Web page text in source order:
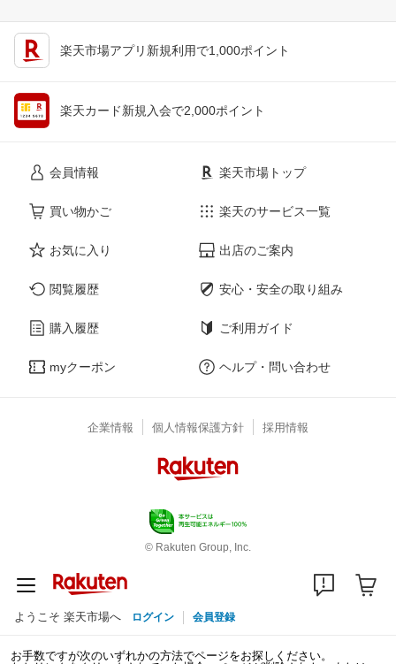
楽天市場アプリ新規利用で1,000ポイント
楽天カード新規入会で2,000ポイント
会員情報
買い物かご
お気に入り
閲覧履歴
購入履歴
myクーポン
楽天市場トップ
楽天のサービス一覧
出店のご案内
安心・安全の取り組み
ご利用ガイド
ヘルプ・問い合わせ
企業情報 個人情報保護方針 採用情報
© Rakuten Group, Inc.
ようこそ 楽天市場へ ログイン 会員登録
お手数ですが次のいずれかの方法でページをお探しください。